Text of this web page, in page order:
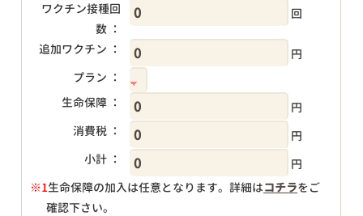
ワクチン接種回
数 ：
回
追加ワクチン ：
円
プラン ：
生命保障 ：
円
消費税 ：
円
小計 ：
円
※1生命保障の加入は任意となります。詳細はコチラをご
確認下さい。